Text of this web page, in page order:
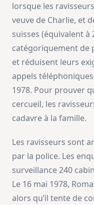
lorsque les
veuve de Charlie, et
suisses (équivalent à
catégoriquement de
et réduisent leurs
appels
1978. Pour prouver
cercueil, les
cadavre à la famille.
Les ravisseurs sont
par la police. Les
surveillance 240
Le 16 mai 1978,
alors qu’il tente de